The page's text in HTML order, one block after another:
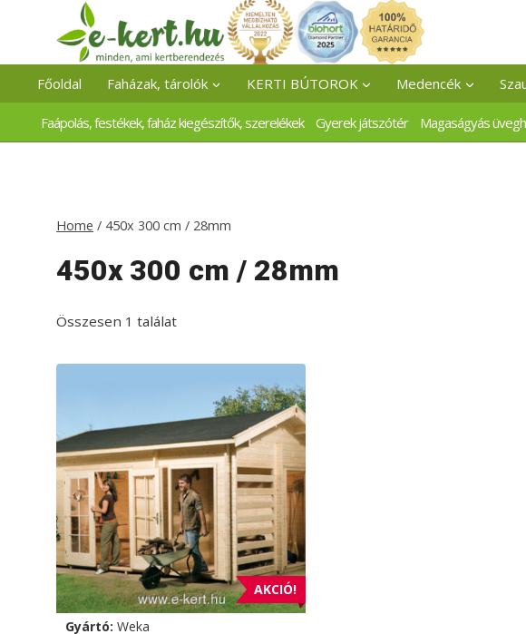
content
Főoldal Faházak, tárolók KERTI BÚTOROK Medencék
Faápolás, festékek, faház kiegészítők, szerelékek Gyerek játszótér Magaságyás
Home / 450x 300 cm / 28mm
450x 300 cm / 28mm
Összesen 1 találat
AKCIÓ!
Gyártó: Weka